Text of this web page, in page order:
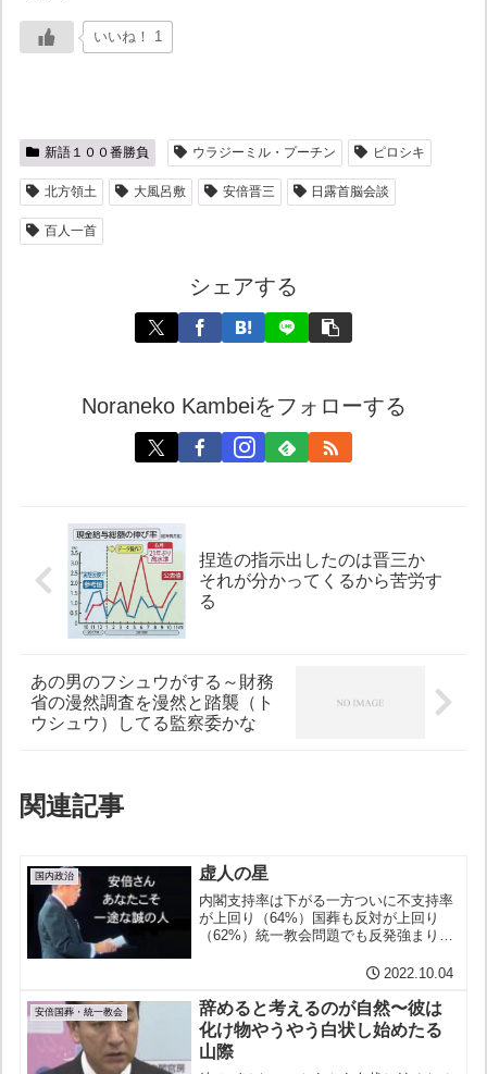
いいね！ 1
新語１００番勝負 ウラジーミル・プーチン ピロシキ
北方領土 大風呂敷 安倍晋三 日露首脳会談
百人一首
シェアする
Noraneko Kambeiをフォローする
捏造の指示出したのは晋三か
それが分かってくるから苦労す
る
あの男のフシュウがする～財務
省の漫然調査を漫然と踏襲（ト
ウシュウ）してる監察委かな
関連記事
国内政治 虚人の星
内閣支持率は下がる一方ついに不支持率
が上回り（64%）国葬も反対が上回り
（62%）統一教会問題でも反発強まり
た政府自民党ここは、国民の度肝を抜く
て反撃に出る必要があっ...
2022.10.04
安倍国葬・統一教会
辞めると考えるのが自然〜彼は
化け物やうやう白状し始めたる
山際